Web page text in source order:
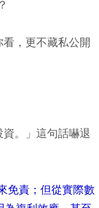
，更不藏私公開
。」這句話嚇退
免責；但從實際數